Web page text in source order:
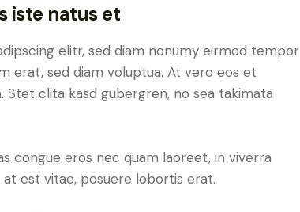
iste natus et
elitr, sed diam nonumy eirmod tempor
erat, sed diam voluptua. At vero eos et
clita kasd gubergren, no sea takimata
congue eros nec quam laoreet, in viverra
est vitae, posuere lobortis erat.